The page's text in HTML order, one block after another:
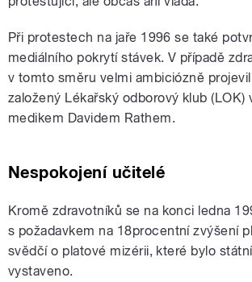
Při protestech na jaře 1996 se také
mediálního pokrytí stávek. V případě
v tomto směru velmi ambiciózně
založený Lékařský odborový klub (LOK)
medikem Davidem Rathem.
Nespokojení učitelé
Kromě zdravotníků se na konci ledna
s požadavkem na 18procentní zvýšení
svědčí o platové mizérii, které bylo
vystaveno.